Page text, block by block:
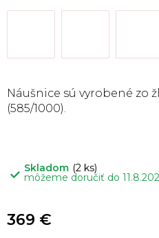
Skladom (2 ks)
môžeme doručiť do
Náušnice sú vyrobené zo
(585/1000).
369 €